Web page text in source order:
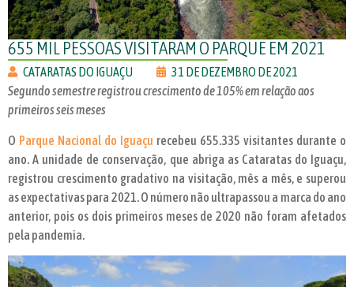
655 MIL PESSOAS VISITARAM O PARQUE EM 2021
CATARATAS DO IGUAÇU
31 DE DEZEMBRO DE 2021
Segundo semestre registrou crescimento de 105% em relação aos
primeiros seis meses
O Parque Nacional do Iguaçu recebeu 655.335 visitantes durante o
ano. A unidade de conservação, que abriga as Cataratas do Iguaçu,
registrou crescimento gradativo na visitação, mês a mês, e superou
as expectativas para 2021. O número não ultrapassou a marca do ano
anterior, pois os dois primeiros meses de 2020 não foram afetados
pela pandemia.